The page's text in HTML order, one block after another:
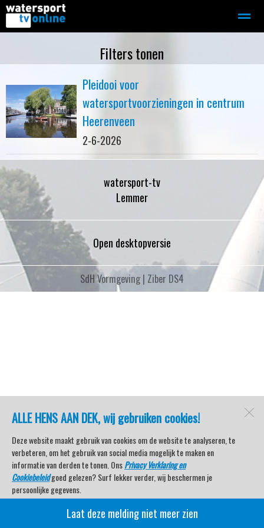
Motorboot-sloep Adverteren
Home
ALLE HENS AAN DEK, wij gebruiken cookies!
Deze website maakt gebruik van cookies om de website te analyseren, te
verbeteren, om het gebruik van social media mogelijk te maken en
informatie van derden te tonen. OnsPrivacy Verklaring en
Cookiebeleidgoed gelezen? Surf lekker verder, wij beschermen je
persoonlijke gegevens.
Veel kijkplezier met Watersport TV Beleving & Nieuws!
Laat deze melding niet meer zien
Filters tonen
Pleidooi voor
watersportvoorzieningen in centrum
Heerenveen
2-6-2026
watersport-tv
Lemmer
Open desktopversie
SdH Vormgeving | Ziber DS4